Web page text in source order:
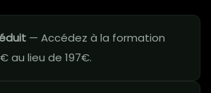
— Accédez à la formation
au lieu de 197€.